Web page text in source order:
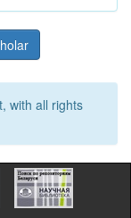
with all rights